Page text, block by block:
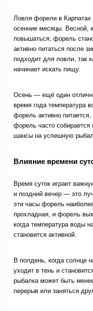
Ловля форели в Карпатах
осенние месяцы. Весной,
повышаться, форель
активно питаться после
подходит для ловли, так
начинает искать пищу.
Осень — ещё один
время года температура
форель активно
форель часто собирается
шансы на успешную
Влияние времени
Время суток играет
и поздний вечер — это
эти часы форель
прохладная, и форель
когда температура воды
становится активной.
В полдень, когда солнце
уходит в тень и
рыбалка может быть
перерыв или заняться